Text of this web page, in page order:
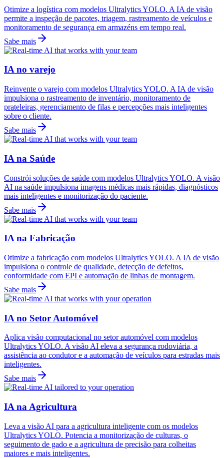
Otimize a logística com modelos Ultralytics YOLO. A IA de visão
permite a inspeção de pacotes, triagem, rastreamento de veículos e
monitoramento de segurança em armazéns em tempo real.
Sabe mais
IA no varejo
Reinvente o varejo com modelos Ultralytics YOLO. A IA de visão
impulsiona o rastreamento de inventário, monitoramento de
prateleiras, gerenciamento de filas e percepções mais inteligentes
sobre o cliente.
Sabe mais
IA na Saúde
Constrói soluções de saúde com modelos Ultralytics YOLO. A visão
AI na saúde impulsiona imagens médicas mais rápidas, diagnósticos
mais inteligentes e monitorização do paciente.
Sabe mais
IA na Fabricação
Otimize a fabricação com modelos Ultralytics YOLO. A IA de visão
impulsiona o controle de qualidade, detecção de defeitos,
conformidade com EPI e automação de linhas de montagem.
Sabe mais
IA no Setor Automóvel
Aplica visão computacional no setor automóvel com modelos
Ultralytics YOLO. A visão AI eleva a segurança rodoviária, a
assistência ao condutor e a automação de veículos para estradas mais
inteligentes.
Sabe mais
IA na Agricultura
Leva a visão AI para a agricultura inteligente com os modelos
Ultralytics YOLO. Potencia a monitorização de culturas, o
seguimento de gado e a agricultura de precisão para colheitas
maiores e mais inteligentes.